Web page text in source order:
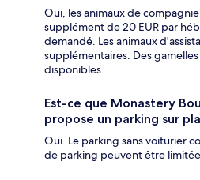
Oui, les animaux de
supplément de 20 EUR par
demandé. Les animaux
supplémentaires. Des
disponibles.
Est-ce que Monastery
propose un parking sur
Oui. Le parking sans voiturier
de parking peuvent être